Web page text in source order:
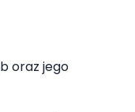
oraz jego